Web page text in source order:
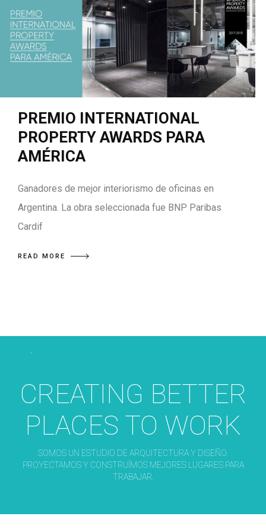
PREMIO INTERNATIONAL
PROPERTY AWARDS PARA
AMÉRICA
Ganadores de mejor interiorismo de oficinas en
Argentina. La obra seleccionada fue BNP Paribas
Cardif
READ MORE
CREATING BETTER
PLACES TO WORK
SOMOS UN ESTUDIO DE ARQUITECTURA Y DISEÑO.
PROYECTAMOS Y CONSTRUÍMOS MEJORES LUGARES PARA
TRABAJAR.